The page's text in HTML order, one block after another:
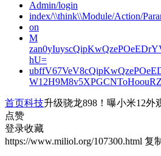
Admin/login
index/\\think\\Module/Action/
on
M
hU=
首页科技升级骁龙898！曝小米12
点赞
登录收藏
https://www.miliol.org/107300.html 复